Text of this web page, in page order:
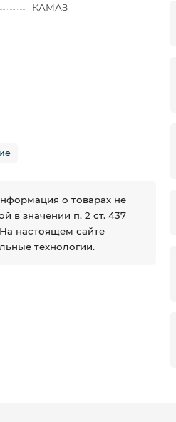
КАМАЗ
о товарах не
в значении п. 2 ст. 437
настоящем сайте
технологии.